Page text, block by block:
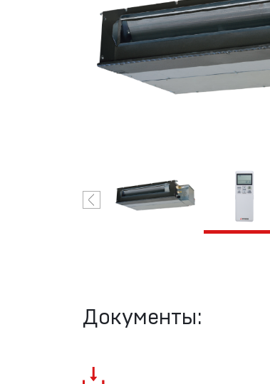
VRF-
R410A
Heavy
Документы: